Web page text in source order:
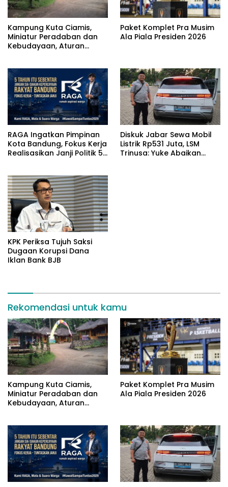
Kampung Kuta Ciamis,
Miniatur Peradaban dan
Kebudayaan, Aturan
Paket Komplet Pra Musim
Ala Piala Presiden 2026
RAGA Ingatkan Pimpinan
Kota Bandung, Fokus Kerja
Realisasikan Janji Politik 5
Diskuk Jabar Sewa Mobil
Listrik Rp531 Juta, LSM
Trinusa: Yuke Abaikan
KPK Periksa Tujuh Saksi
Dugaan Korupsi Dana
Iklan Bank BJB
Rekomendasi untuk kamu
Kampung Kuta Ciamis,
Miniatur Peradaban dan
Kebudayaan, Aturan
Paket Komplet Pra Musim
Ala Piala Presiden 2026